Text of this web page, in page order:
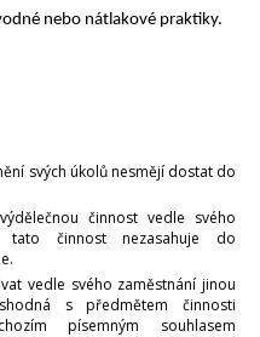
nebo nátlakové praktiky.
svých úkolů nesmějí dostat do
činnost vedle svého
tato činnost nezasahuje do
vedle svého zaměstnání jinou
s předmětem činnosti
písemným souhlasem